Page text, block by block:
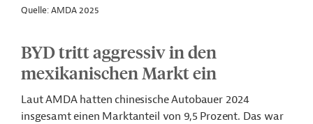
Quelle: AMDA 2025
BYD tritt aggressiv in den
mexikanischen Markt ein
Laut AMDA hatten chinesische Autobauer 2024
insgesamt einen Marktanteil von 9,5 Prozent. Das war